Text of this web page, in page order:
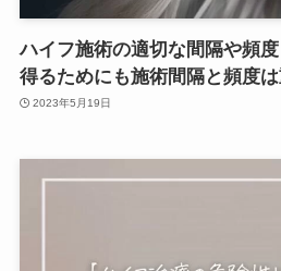
ハイフ施術の適切な間隔や頻
得るためにも施術間隔と頻度は
2023年5月19日